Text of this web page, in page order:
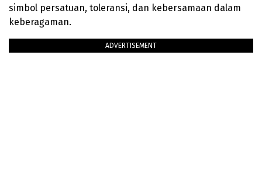
simbol persatuan, toleransi, dan kebersamaan dalam
keberagaman.
ADVERTISEMENT